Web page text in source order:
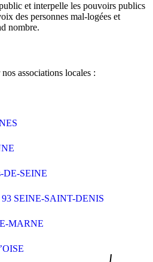
et interpelle les pouvoirs publics
des personnes mal-logées et
nombre.
associations locales :
DE-SEINE
SEINE-SAINT-DENIS
MARNE